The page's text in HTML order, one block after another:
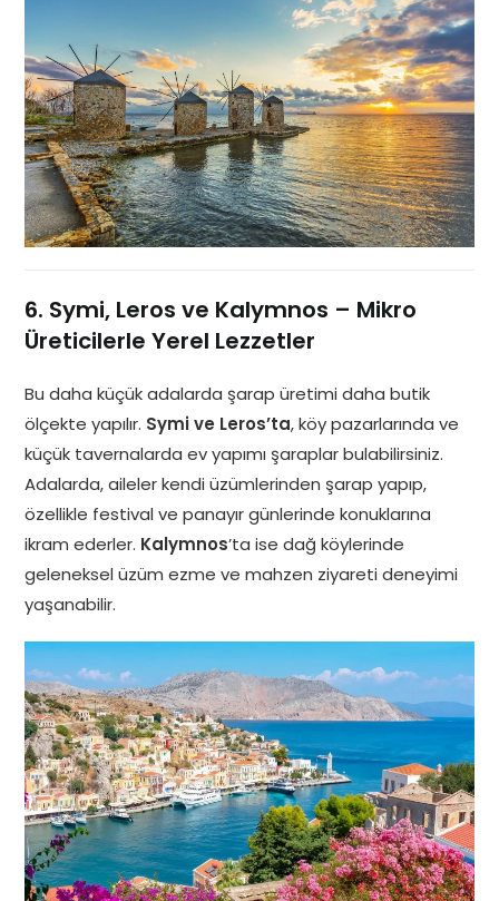
6. Symi, Leros ve Kalymnos – Mikro
Üreticilerle Yerel Lezzetler
Bu daha küçük adalarda şarap üretimi daha butik
ölçekte yapılır. Symi ve Leros’ta, köy pazarlarında ve
küçük tavernalarda ev yapımı şaraplar bulabilirsiniz.
Adalarda, aileler kendi üzümlerinden şarap yapıp,
özellikle festival ve panayır günlerinde konuklarına
ikram ederler. Kalymnos’ta ise dağ köylerinde
geleneksel üzüm ezme ve mahzen ziyareti deneyimi
yaşanabilir.